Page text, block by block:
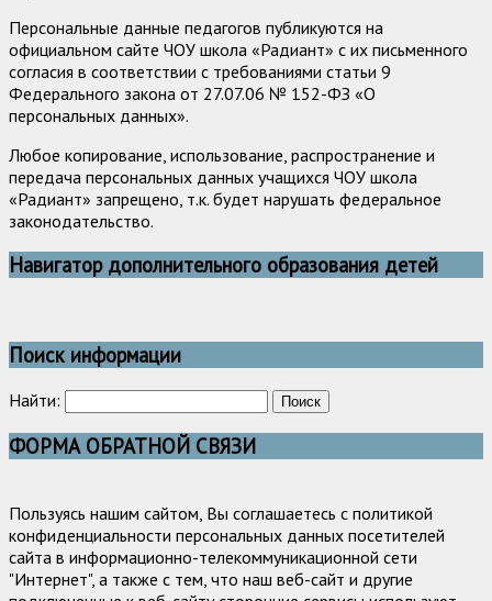
Персональные данные педагогов публикуются на
официальном сайте ЧОУ школа «Радиант» с их письменного
согласия в соответствии с требованиями статьи 9
Федерального закона от 27.07.06 № 152-ФЗ «О
персональных данных».
Любое копирование, использование, распространение и
передача персональных данных учащихся ЧОУ школа
«Радиант» запрещено, т.к. будет нарушать федеральное
законодательство.
Навигатор дополнительного образования детей
Поиск информации
Найти:
ФОРМА ОБРАТНОЙ СВЯЗИ
Пользуясь нашим сайтом, Вы соглашаетесь с политикой
конфиденциальности персональных данных посетителей
сайта в информационно-телекоммуникационной сети
"Интернет", а также с тем, что наш веб-сайт и другие